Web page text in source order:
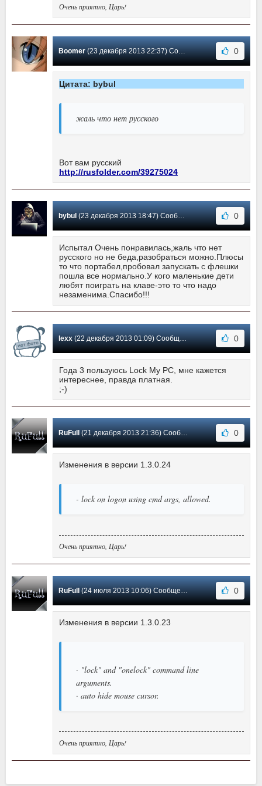
Очень приятно, Царь!
Boomer(23 декабря 2013 22:37) Сообщение #5 0
Цитата: bybul
жаль что нет русского
Вот вам русский
http://rusfolder.com/39275024
bybul (23 декабря 2013 18:47) Сообщение #4 0
Испытал Очень понравилась,жаль что нет
русского но не беда,разобраться можно.Плюсы
то что портабел,пробовал запускать с флешки
пошла все нормально.У кого маленькие дети
любят поиграть на клаве-это то что надо
незаменима.Спасибо!!!
lexx(22 декабря 2013 01:09) Сообщение #3 0
Года 3 пользуюсь Lock My PC, мне кажется
интереснее, правда платная.
;-)
RuFull (21 декабря 2013 21:36) Сообщение #2 0
Изменения в версии 1.3.0.24
- lock on logon using cmd args, allowed.
Очень приятно, Царь!
RuFull (24 июля 2013 10:06) Сообщение #1 0
Изменения в версии 1.3.0.23
· "lock" and "onelock" command line
arguments.
· auto hide mouse cursor.
Очень приятно, Царь!